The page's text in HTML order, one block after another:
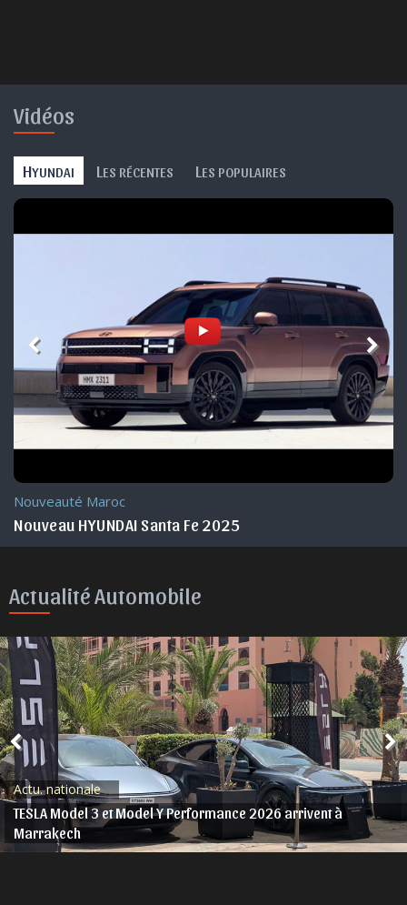
Vidéos
HYUNDAI L ES RÉCENTES L ES POPULAIRES
Nouveauté Maroc
Nouveau HYUNDAI Santa Fe 2025
Actualité Automobile
Actu. nationale
TESLA Model 3 et Model Y Performance 2026 arrivent à
Marrakech